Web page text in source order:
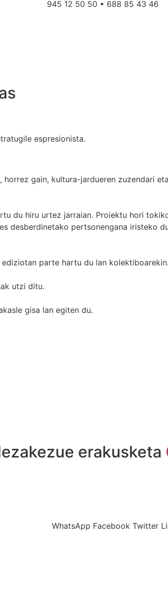
945 12 50 50 • 688 85 43 46
espresionista.
gain, kultura-jardueren zuzendari
du hiru urtez jarraian. Proiektu hori
desberdinetako pertsonengana iristeko
ediziotan parte hartu du lan kolektiboarekin.
utzi ditu.
gisa lan egiten du.
erakusketa
WhatsApp Facebook Twitter